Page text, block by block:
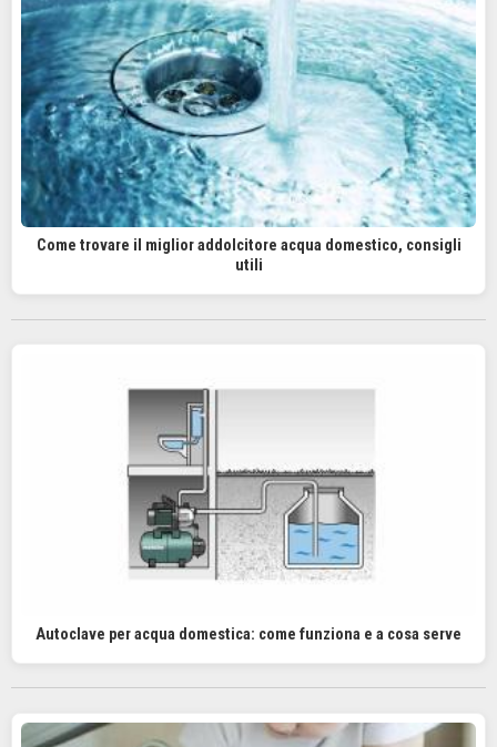
Come trovare il miglior addolcitore acqua domestico, consigli
utili
Autoclave per acqua domestica: come funziona e a cosa serve